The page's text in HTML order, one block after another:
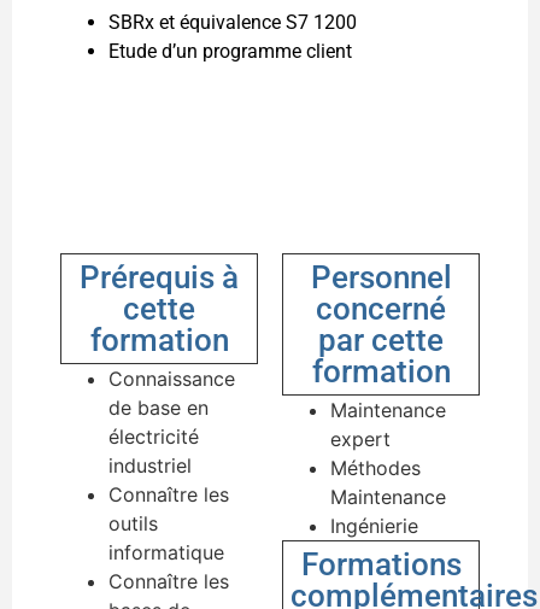
SBRx et équivalence S7 1200
Etude d’un programme client
Prérequis à
cette
formation
Connaissance
de base en
électricité
industriel
Connaître les
outils
informatique
Connaître les
Personnel
concerné
par cette
formation
Maintenance
expert
Méthodes
Maintenance
Ingénierie
Formations
complémentaires